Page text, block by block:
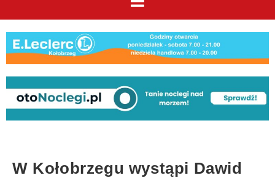
W Kołobrzegu wystąpi Dawid